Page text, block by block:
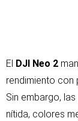
El DJI Neo 2
rendimiento con
Sin embargo,
nítida, colores